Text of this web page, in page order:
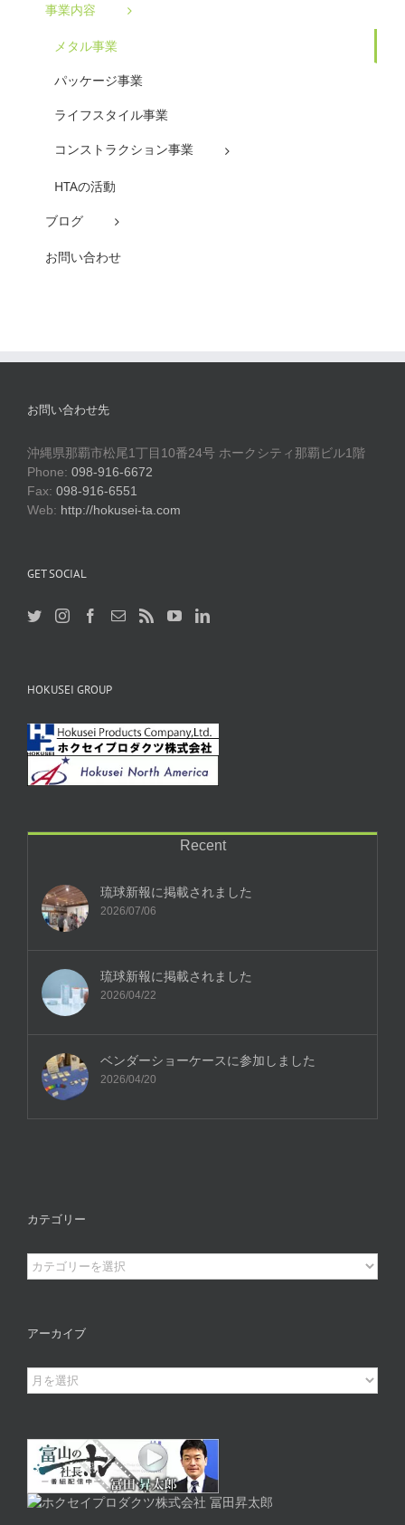
事業内容
メタル事業
パッケージ事業
ライフスタイル事業
コンストラクション事業
HTAの活動
ブログ
お問い合わせ
お問い合わせ先
沖縄県那覇市松尾1丁目10番24号 ホークシティ那覇ビル1階
Phone: 098-916-6672
Fax: 098-916-6551
Web: http://hokusei-ta.com
GET SOCIAL
HOKUSEI GROUP
Recent
琉球新報に掲載されました
2026/07/06
琉球新報に掲載されました
2026/04/22
ベンダーショーケースに参加しました
2026/04/20
カテゴリー
カ
テ
ー
アーカイブ
ア
ー